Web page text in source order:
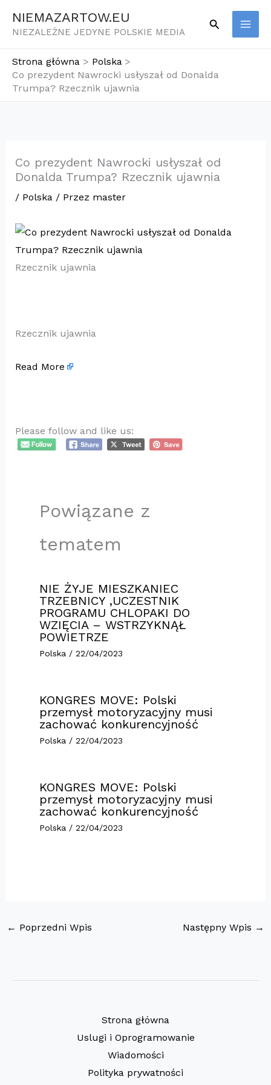
NIEMAZARTOW.EU
NIEZALEŻNE JEDYNE POLSKIE MEDIA
Szukaj
Strona główna
Polska
​Co prezydent Nawrocki usłyszał od Donalda
Trumpa? Rzecznik ujawnia
​Co prezydent Nawrocki usłyszał od
Donalda Trumpa? Rzecznik ujawnia
/ Polska/ Przez master
Rzecznik ujawnia
Rzecznik ujawnia
Read More
Please follow and like us:
Powiązane z
tematem
NIE ŻYJE MIESZKANIEC
TRZEBNICY ,UCZESTNIK
PROGRAMU CHLOPAKI DO
WZIĘCIA – WSTRZYKNĄŁ
POWIETRZE
Polska/ 22/04/2023
KONGRES MOVE: Polski
przemysł motoryzacyjny musi
zachować konkurencyjność
Polska/ 22/04/2023
KONGRES MOVE: Polski
przemysł motoryzacyjny musi
zachować konkurencyjność
Polska/ 22/04/2023
← Poprzedni Wpis Następny Wpis →
Strona główna
Uslugi i Oprogramowanie
Wiadomości
Polityka prywatności